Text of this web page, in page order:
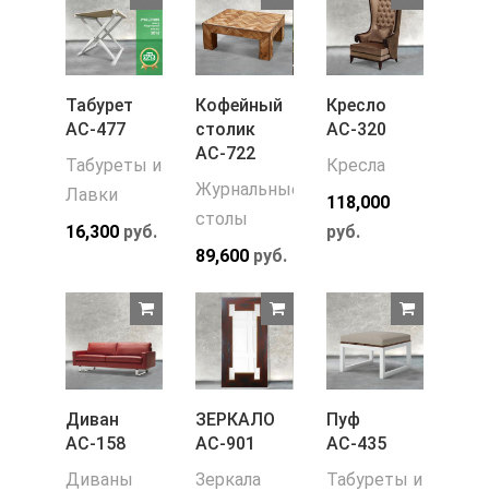
Табурет
АС-477
Табуреты и
Лавки
16,300 руб.
Кофейный
столик
АС-722
Журнальные
столы
89,600 руб.
Кресло
АС-320
Кресла
118,000
руб.
Диван
АС-158
Диваны
ЗЕРКАЛО
АС-901
Зеркала
Пуф
АС-435
Табуреты и